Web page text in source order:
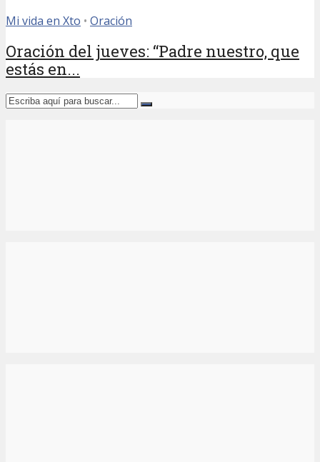
Mi vida en Xto • Oración
Oración del jueves: “Padre nuestro, que
estás en...